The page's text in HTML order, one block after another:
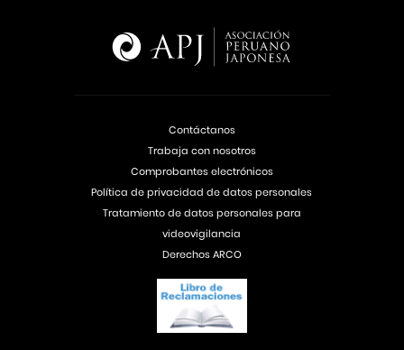
Contáctanos
Trabaja con nosotros
Comprobantes electrónicos
Política de privacidad de datos personales
Tratamiento de datos personales para
videovigilancia
Derechos ARCO